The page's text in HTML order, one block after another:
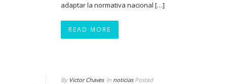
adaptar la normativa nacional […]
READ MORE
By Victor Chaves In noticiasPosted